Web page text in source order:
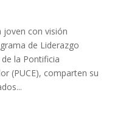
joven con visión
de Liderazgo
la Pontificia
(PUCE), comparten su